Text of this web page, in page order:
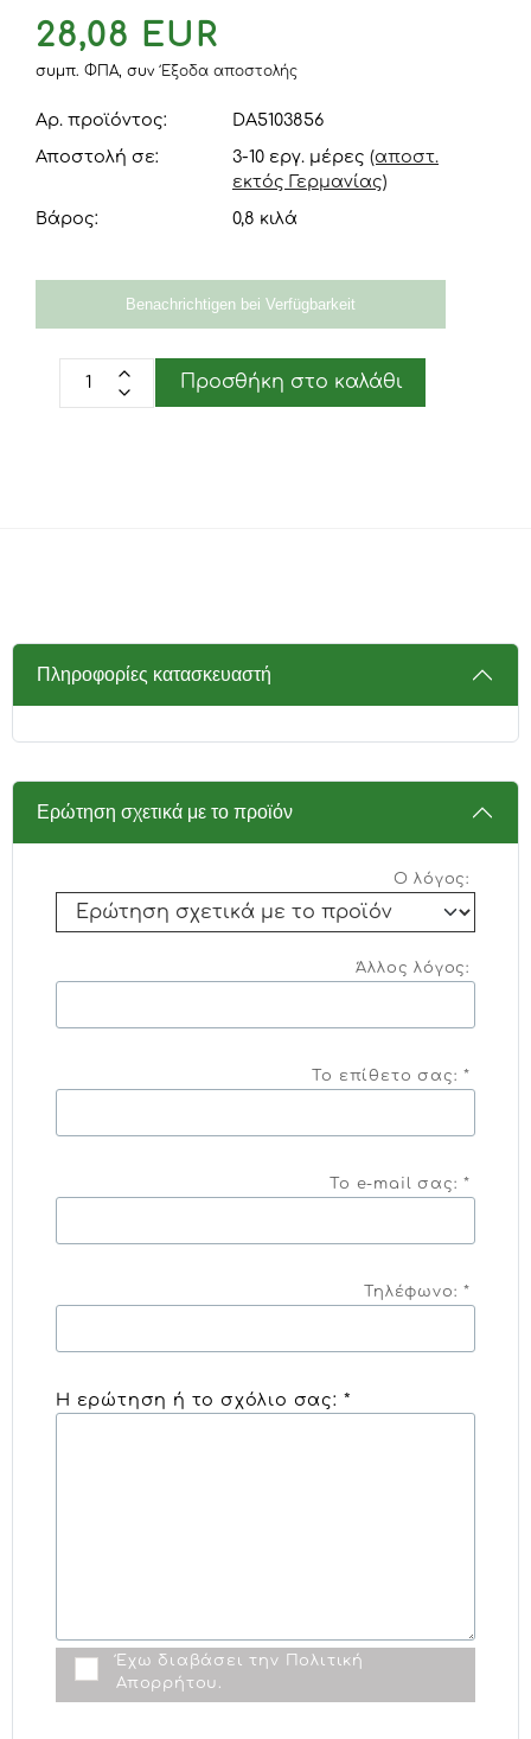
28,08 EUR
συμπ. ΦΠΑ, συνΈξοδα αποστολής
Αρ. προϊόντος:
DA5103856
Αποστολή σε:
3-10 εργ. μέρες (αποστ.
εκτός Γερμανίας)
Βάρος:
0,8 κιλά
Benachrichtigen bei Verfügbarkeit
Προσθήκη στο καλάθι
Πληροφορίες κατασκευαστή
Ερώτηση σχετικά με το προϊόν
Ο λόγος:
Άλλος λόγος:
Το επίθετο σας: *
Το e-mail σας: *
Τηλέφωνο: *
Η ερώτηση ή το σχόλιο σας: *
Έχω διαβάσει την
Πολιτική
Απορρήτου .